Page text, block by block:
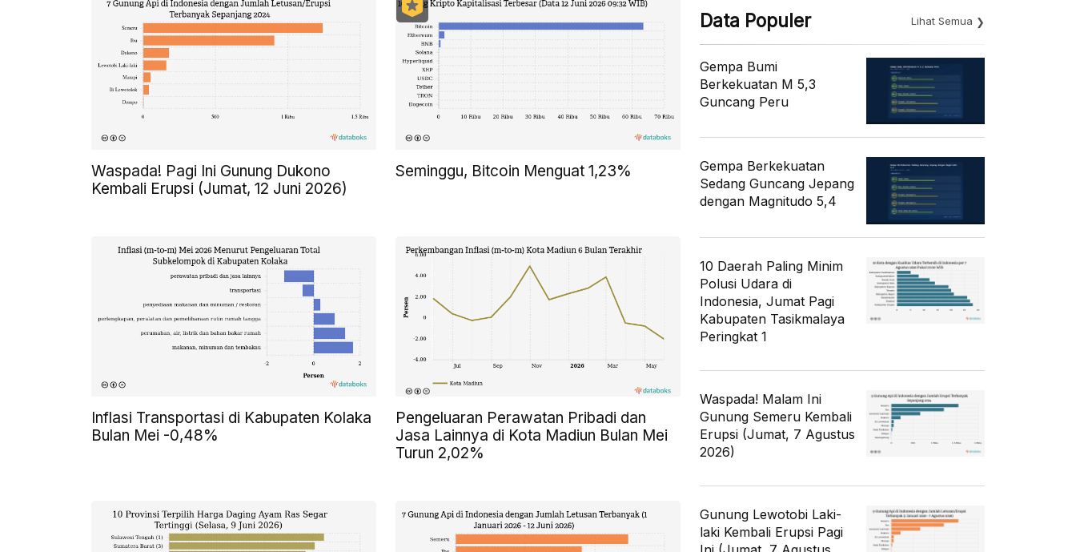
Waspada! Pagi Ini Gunung Dukono
Kembali Erupsi (Jumat, 12 Juni 2026)
Seminggu, Bitcoin Menguat 1,23%
Inflasi Transportasi di Kabupaten Kolaka
Bulan Mei -0,48%
Pengeluaran Perawatan Pribadi dan
Jasa Lainnya di Kota Madiun Bulan Mei
Turun 2,02%
Data Populer Lihat Semua
Gempa Bumi
Berkekuatan M 5,3
Guncang Peru
Gempa Berkekuatan
Sedang Guncang Jepang
dengan Magnitudo 5,4
10 Daerah Paling Minim
Polusi Udara di
Indonesia, Jumat Pagi
Kabupaten Tasikmalaya
Peringkat 1
Waspada! Malam Ini
Gunung Semeru Kembali
Erupsi (Jumat, 7 Agustus
2026)
Gunung Lewotobi Laki-
laki Kembali Erupsi Pagi